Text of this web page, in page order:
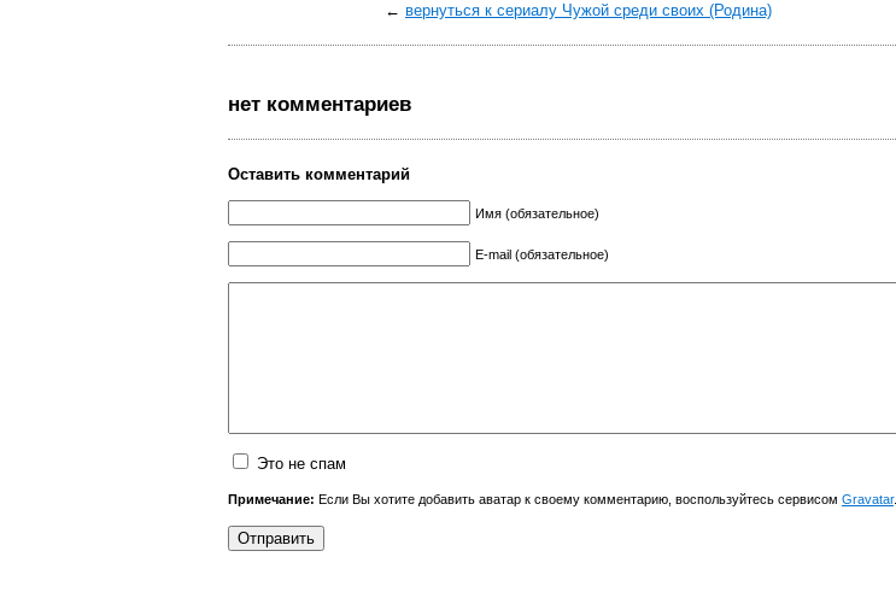
← вернуться к сериалу Чужой среди своих (Родина)
нет комментариев
Оставить комментарий
Имя (обязательное)
E-mail (обязательное)
Это не спам
Примечание: Если Вы хотите добавить аватар к своему комментарию, воспользуйтесь сервисом Gravatar.